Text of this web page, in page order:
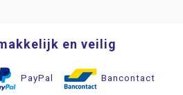
en veilig
PayPal Bancontact